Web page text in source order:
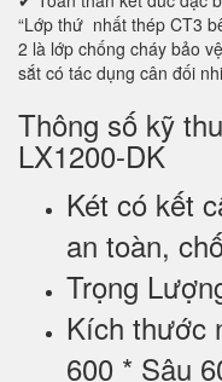
“Lớp thứ nhất thép CT3
2 là lớp chống cháy bảo
sắt có tác dụng cân đối
Thông số kỹ
LX1200-DK
Két có kết
an toàn,
Trọng
Kích thước
600 * Sâu